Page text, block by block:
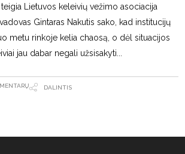
Lietuvos keleivių vežimo asociacija
Gintaras Nakutis sako, kad institucijų
metu rinkoje kelia chaosą, o dėl situacijos
jau dabar negali užsisakyti
DALINTIS